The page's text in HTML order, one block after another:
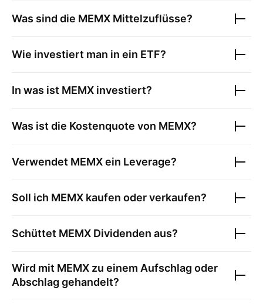
Was sind die MEMX Mittelzuflüsse?
Wie investiert man in ein ETF?
In was ist MEMX investiert?
Was ist die Kostenquote von MEMX?
Verwendet MEMXein Leverage?
Soll ich MEMX kaufen oder verkaufen?
Schüttet MEMX Dividenden aus?
Wird mit MEMX zu einem Aufschlag oder
Abschlag gehandelt?